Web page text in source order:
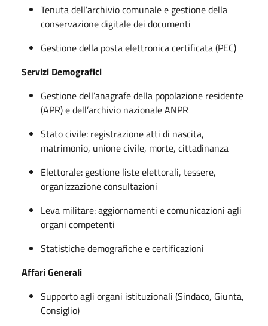
Tenuta dell’archivio comunale e gestione della
conservazione digitale dei documenti
Gestione della posta elettronica certificata (PEC)
Servizi Demografici
Gestione dell’anagrafe della popolazione residente
(APR) e dell’archivio nazionale ANPR
Stato civile: registrazione atti di nascita,
matrimonio, unione civile, morte, cittadinanza
Elettorale: gestione liste elettorali, tessere,
organizzazione consultazioni
Leva militare: aggiornamenti e comunicazioni agli
organi competenti
Statistiche demografiche e certificazioni
Affari Generali
Supporto agli organi istituzionali (Sindaco, Giunta,
Consiglio)